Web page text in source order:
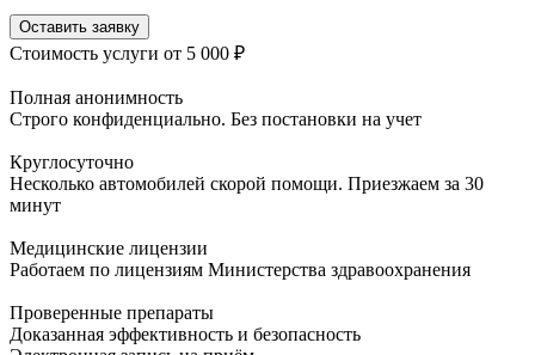
Оставить заявку
Стоимость услуги от 5 000 ₽
Полная анонимность
Строго конфиденциально. Без постановки на учет
Круглосуточно
Несколько автомобилей скорой помощи. Приезжаем за 30
минут
Медицинские лицензии
Работаем по лицензиям Министерства здравоохранения
Проверенные препараты
Доказанная эффективность и безопасность